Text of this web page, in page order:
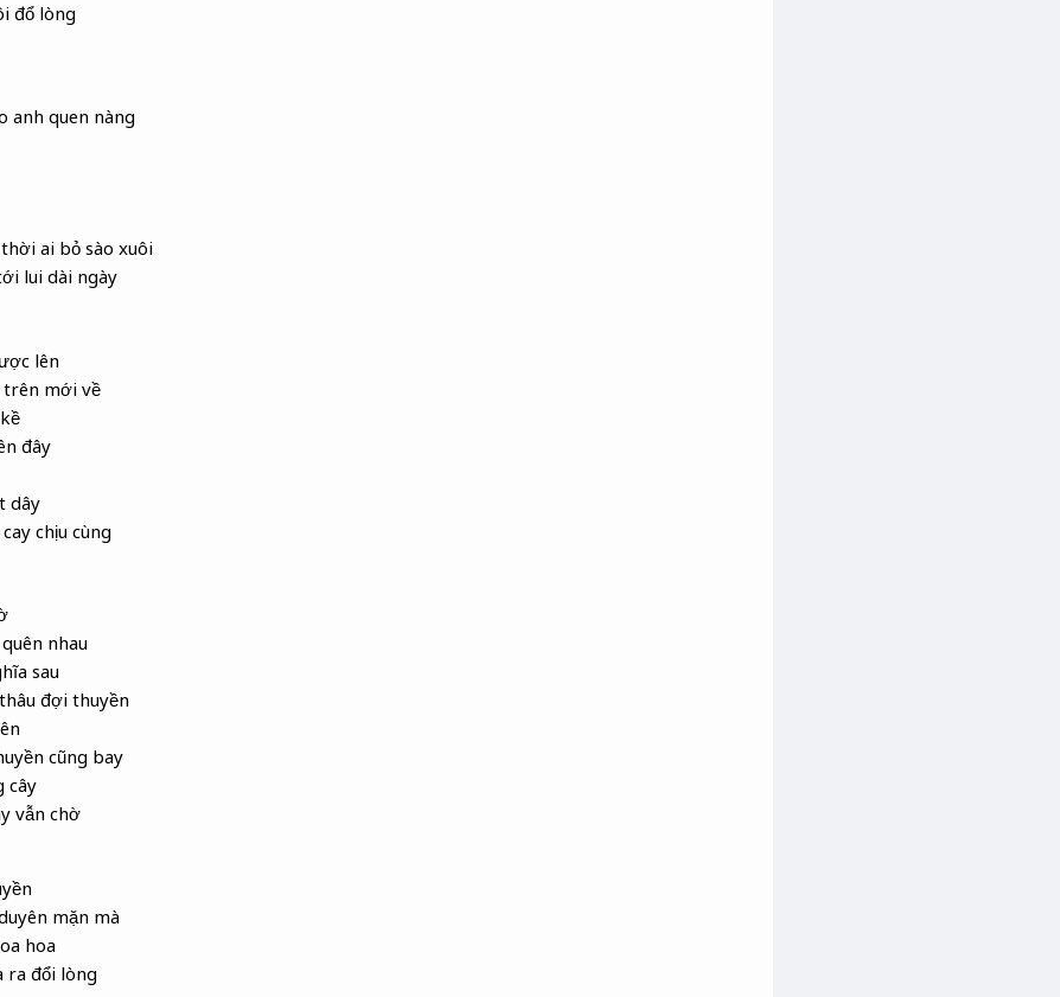
đổ lòng
anh quen nàng
ai bỏ sào xuôi
lui dài ngày
lên
trên mới về
đây
dây
chịu cùng
nhau
sau
đợi thuyền
cũng bay
cây
vẫn chờ
mặn mà
hoa
ra đổi lòng